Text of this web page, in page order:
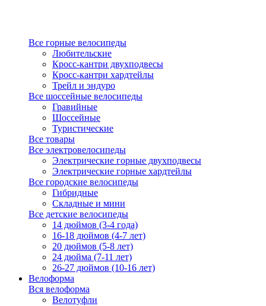
Все горные велосипеды
Любительские
Кросс-кантри двухподвесы
Кросс-кантри хардтейлы
Трейл и эндуро
Все шоссейные велосипеды
Гравийные
Шоссейные
Туристические
Все товары
Все электровелосипеды
Электрические горные двухподвесы
Электрические горные хардтейлы
Все городские велосипеды
Гибридные
Складные и мини
Все детские велосипеды
14 дюймов (3-4 года)
16-18 дюймов (4-7 лет)
20 дюймов (5-8 лет)
24 дюйма (7-11 лет)
26-27 дюймов (10-16 лет)
Велоформа
Вся велоформа
Велотуфли